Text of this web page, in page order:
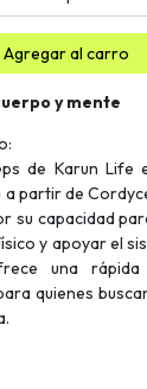
Agregar al carro
y mente
de Karun Life
partir de
su capacidad
y apoyar el
una
quienes